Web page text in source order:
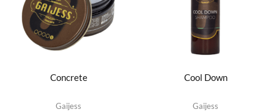
Concrete
Gaijess
Cool Down
Gaijess